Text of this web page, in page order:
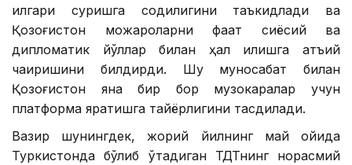
илгари суришга содиқлигини таъкидлади ва
Қозоғистон можароларни фақат сиёсий ва
дипломатик йўллар билан ҳал қилишга қатъий
чақиришини билдирди. Шу муносабат билан
Қозоғистон яна бир бор музокаралар учун
платформа яратишга тайёрлигини тасдиқлади.
Вазир шунингдек, жорий йилнинг май ойида
Туркистонда бўлиб ўтадиган ТДТнинг норасмий